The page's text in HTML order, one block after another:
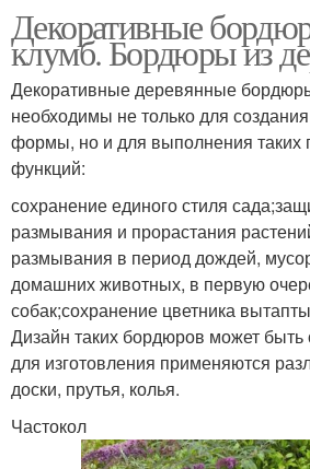
Декоративные
клумб. Бордюры из
Декоративные деревянные
необходимы не только для
формы, но и для выполнения таких
функций:
сохранение единого стиля
размывания и прорастания
размывания в период дождей,
домашних животных, в первую
собак;сохранение цветника
Дизайн таких бордюров может
для изготовления применяются
доски, прутья, колья.
Частокол